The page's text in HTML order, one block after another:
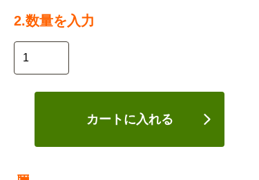
2.数量を入力
カートに入れる